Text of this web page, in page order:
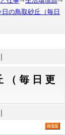
日の鳥取砂丘（毎日
｜
（毎日更
｜